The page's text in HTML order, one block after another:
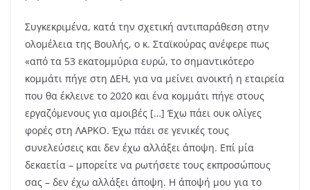
Συγκεκριμένα, κατά την σχετική αντιπαράθεση στην
ολομέλεια της Βουλής, ο κ. Σταϊκούρας ανέφερε πως
«από τα 53 εκατομμύρια ευρώ, το σημαντικότερο
κομμάτι πήγε στη ΔΕΗ, για να μείνει ανοικτή η εταιρεία
που θα έκλεινε το 2020 και ένα κομμάτι πήγε στους
εργαζόμενους για αμοιβές […] Έχω πάει ουκ ολίγες
φορές στη ΛΑΡΚΟ. Έχω πάει σε γενικές τους
συνελεύσεις και δεν έχω αλλάξει άποψη. Επί μία
δεκαετία – μπορείτε να ρωτήσετε τους εκπροσώπους
σας – δεν έχω αλλάξει άποψη. Η άποψή μου για το